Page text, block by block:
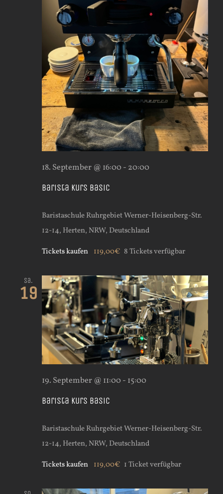
Barista Kurs Basic
18. September @ 16:00- 20:00
Baristaschule RuhrgebietWerner-Heisenberg-Str.
12-14, Herten, NRW, Deutschland
Tickets kaufen 119,00€ 8 Tickets verfügbar
Sa.
19
Barista Kurs Basic
19. September @ 11:00- 15:00
Baristaschule RuhrgebietWerner-Heisenberg-Str.
12-14, Herten, NRW, Deutschland
Tickets kaufen 119,00€ 1 Ticket verfügbar